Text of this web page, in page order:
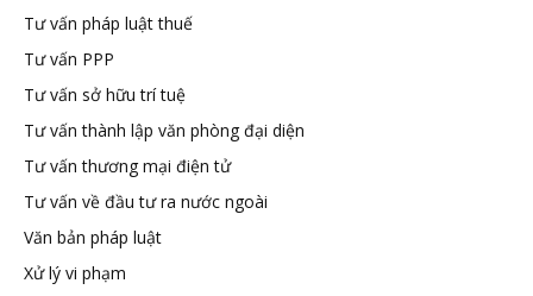
Tư vấn pháp luật thuế
Tư vấn PPP
Tư vấn sở hữu trí tuệ
Tư vấn thành lập văn phòng đại diện
Tư vấn thương mại điện tử
Tư vấn về đầu tư ra nước ngoài
Văn bản pháp luật
Xử lý vi phạm